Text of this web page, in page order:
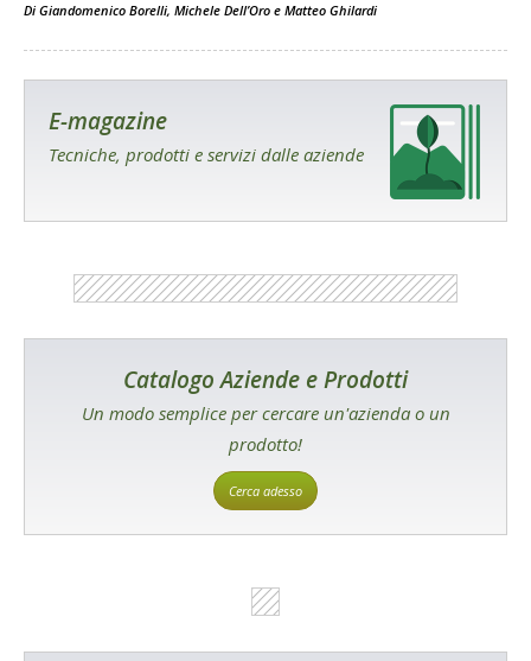
Di Giandomenico Borelli, Michele Dell’Oro e Matteo Ghilardi
E-magazine
Tecniche, prodotti e servizi dalle aziende
Catalogo Aziende e Prodotti
Un modo semplice per cercare un'azienda o un
prodotto!
Cerca adesso